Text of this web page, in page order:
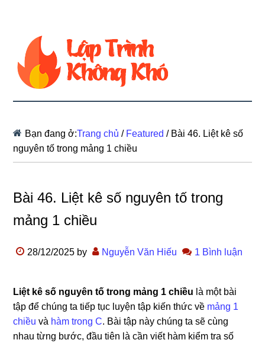
Bạn đang ở:Trang chủ / Featured /Bài 46. Liệt kê số
nguyên tố trong mảng 1 chiều
Bài 46. Liệt kê số nguyên tố trong
mảng 1 chiều
28/12/2025 by Nguyễn Văn Hiếu 1 Bình luận
Liệt kê số nguyên tố trong mảng 1 chiều là một bài
tập để chúng ta tiếp tục luyện tập kiến thức về mảng 1
chiều và hàm trong C. Bài tập này chúng ta sẽ cùng
nhau từng bước, đầu tiên là cần viết hàm kiểm tra số